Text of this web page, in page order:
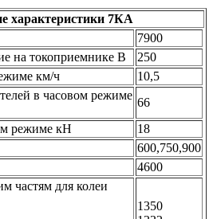
характеристики 7КА
7900
на токоприемнике В
250
км/ч
10,5
в часовом режиме
66
режиме кН
18
600,750,900
4600
частям для колеи
1350